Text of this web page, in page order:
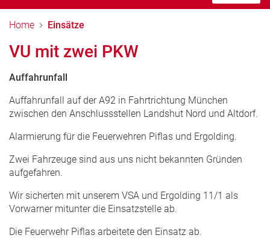
Home Einsätze
VU mit zwei PKW
Auffahrunfall
Auffahrunfall auf der A92 in Fahrtrichtung München
zwischen den Anschlussstellen Landshut Nord und Altdorf.
Alarmierung für die Feuerwehren Piflas und Ergolding.
Zwei Fahrzeuge sind aus uns nicht bekannten Gründen
aufgefahren.
Wir sicherten mit unserem VSA und Ergolding 11/1 als
Vorwarner mitunter die Einsatzstelle ab.
Die Feuerwehr Piflas arbeitete den Einsatz ab.